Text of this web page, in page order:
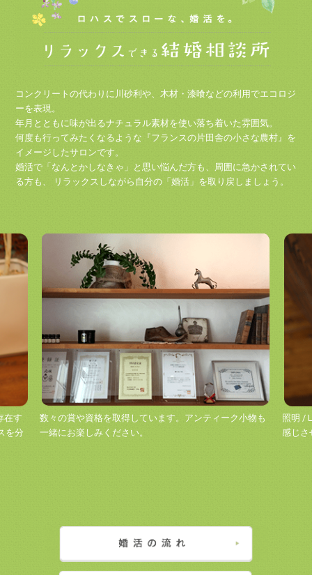
コンクリートの代わりに川砂利や、木材・漆喰などの利用でエコロジ
ーを表現。
年月とともに味が出るナチュラル素材を使い落ち着いた雰囲気。
何度も行ってみたくなるような『フランスの片田舎の小さな農村』を
イメージしたサロンです。
婚活で「なんとかしなきゃ」と思い悩んだ方も、周囲に急かされてい
る方も、
リラックスしながら自分の「婚活」を取り戻しましょう。
います。アンティーク小物も
照明 / LEDを使い、リラックスしながら